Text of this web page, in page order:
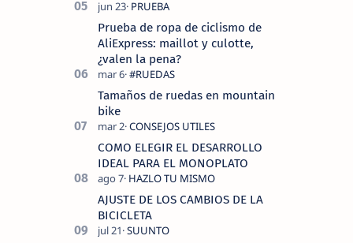
Prueba de ropa de ciclismo de
AliExpress: maillot y culotte,
¿valen la pena?
Tamaños de ruedas en mountain
bike
COMO ELEGIR EL DESARROLLO
IDEAL PARA EL MONOPLATO
AJUSTE DE LOS CAMBIOS DE LA
BICICLETA